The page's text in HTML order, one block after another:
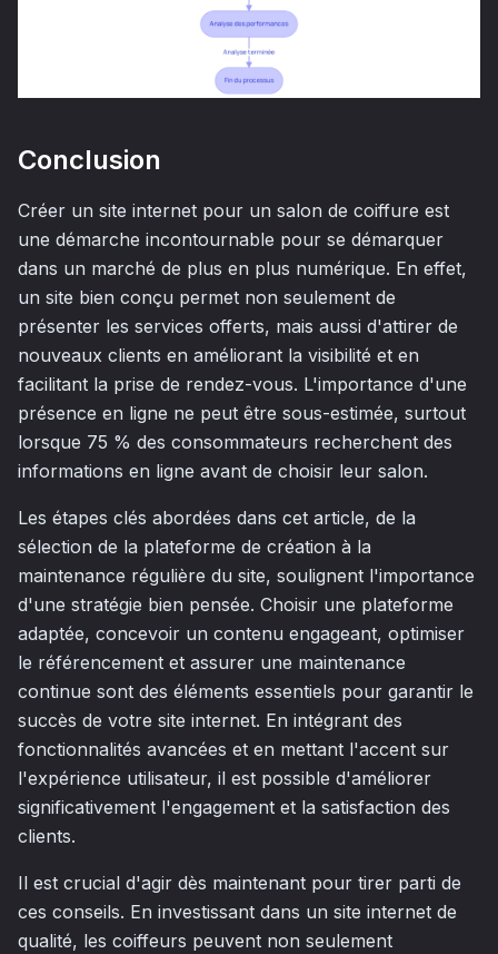
Conclusion
Créer un site internet pour un salon de coiffure est
une démarche incontournable pour se démarquer
dans un marché de plus en plus numérique. En effet,
un site bien conçu permet non seulement de
présenter les services offerts, mais aussi d'attirer de
nouveaux clients en améliorant la visibilité et en
facilitant la prise de rendez-vous. L'importance d'une
présence en ligne ne peut être sous-estimée, surtout
lorsque 75 % des consommateurs recherchent des
informations en ligne avant de choisir leur salon.
Les étapes clés abordées dans cet article, de la
sélection de la plateforme de création à la
maintenance régulière du site, soulignent l'importance
d'une stratégie bien pensée. Choisir une plateforme
adaptée, concevoir un contenu engageant, optimiser
le référencement et assurer une maintenance
continue sont des éléments essentiels pour garantir le
succès de votre site internet. En intégrant des
fonctionnalités avancées et en mettant l'accent sur
l'expérience utilisateur, il est possible d'améliorer
significativement l'engagement et la satisfaction des
clients.
Il est crucial d'agir dès maintenant pour tirer parti de
ces conseils. En investissant dans un site internet de
qualité, les coiffeurs peuvent non seulement